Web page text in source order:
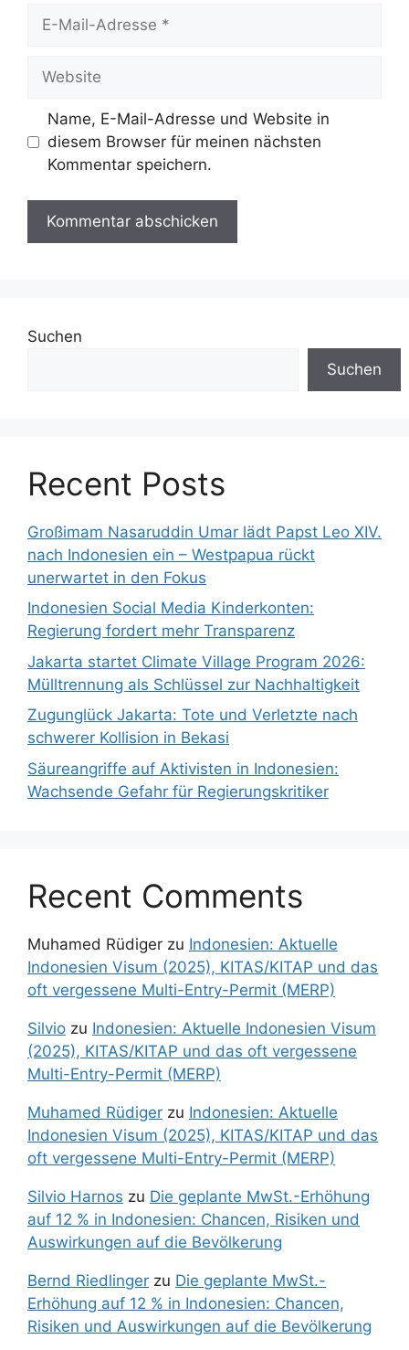
Website
Name, E-Mail-Adresse und Website in
diesem Browser für meinen nächsten
Kommentar speichern.
Suchen
Suchen
Recent Posts
Großimam Nasaruddin Umar lädt Papst Leo XIV.
nach Indonesien ein – Westpapua rückt
unerwartet in den Fokus
Indonesien Social Media Kinderkonten:
Regierung fordert mehr Transparenz
Jakarta startet Climate Village Program 2026:
Mülltrennung als Schlüssel zur Nachhaltigkeit
Zugunglück Jakarta: Tote und Verletzte nach
schwerer Kollision in Bekasi
Säureangriffe auf Aktivisten in Indonesien:
Wachsende Gefahr für Regierungskritiker
Recent Comments
Muhamed Rüdiger zu Indonesien: Aktuelle
Indonesien Visum (2025), KITAS/KITAP und das
oft vergessene Multi-Entry-Permit (MERP)
Silvio zu Indonesien: Aktuelle Indonesien Visum
(2025), KITAS/KITAP und das oft vergessene
Multi-Entry-Permit (MERP)
Muhamed Rüdiger zu Indonesien: Aktuelle
Indonesien Visum (2025), KITAS/KITAP und das
oft vergessene Multi-Entry-Permit (MERP)
Silvio Harnos zu Die geplante MwSt.-Erhöhung
auf 12 % in Indonesien: Chancen, Risiken und
Auswirkungen auf die Bevölkerung
Bernd Riedlinger zu Die geplante MwSt.-
Erhöhung auf 12 % in Indonesien: Chancen,
Risiken und Auswirkungen auf die Bevölkerung